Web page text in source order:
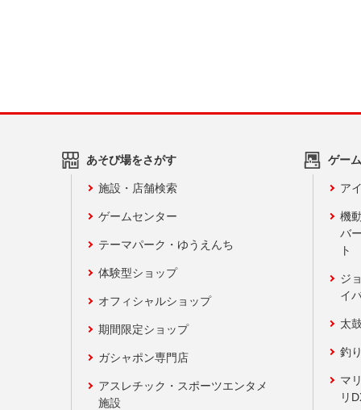
あそび場をさがす
施設・店舗検索
ゲームセンター
テーマパーク・ゆうえんち
体験型ショップ
オフィシャルショップ
期間限定ショップ
ガシャポン専門店
アスレチック・スポーツエンタメ
施設
ゲー
ア
機
バ
ト
ジ
イ
太
釣
マ
リ